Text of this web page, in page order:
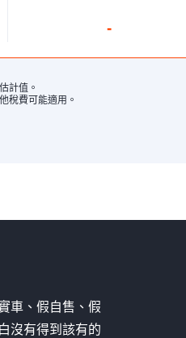
-
計值。
稅費可能適用。
車、假自售、假
沒有得到該有的